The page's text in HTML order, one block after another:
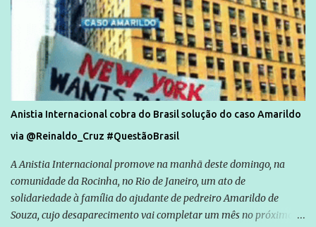
Anistia Internacional cobra do Brasil solução do caso Amarildo
via @Reinaldo_Cruz #QuestãoBrasil
A Anistia Internacional promove na manhã deste domingo, na
comunidade da Rocinha, no Rio de Janeiro, um ato de
solidariedade à família do ajudante de pedreiro Amarildo de
Souza, cujo desaparecimento vai completar um mês no próximo